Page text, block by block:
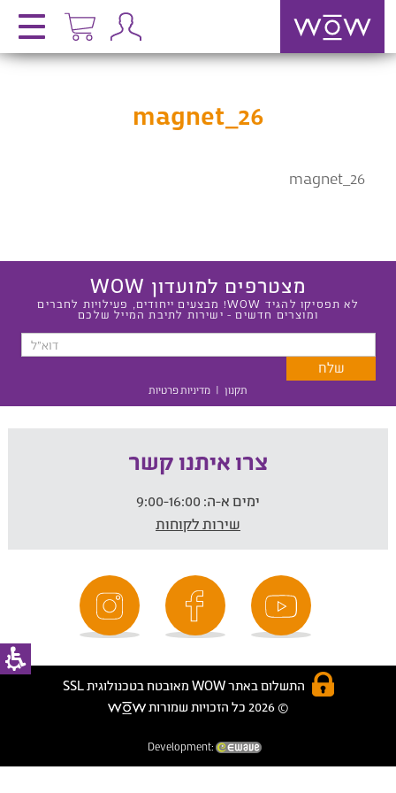
magnet_26
magnet_26
מצטרפים למועדון WOW
לא תפסיקו להגיד WOW! מבצעים ייחודים, פעילויות לחברים
ומוצרים חדשים - ישירות לתיבת המייל שלכם
תקנון | מדיניות פרטיות
צרו איתנו קשר
ימים א-ה:
שירות לקוחות
התשלום באתר WOW מאובטח בטכנולוגית SSL
© 2026 כל הזכויות שמורות
Development: